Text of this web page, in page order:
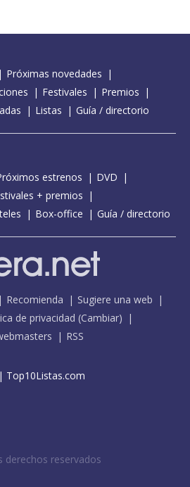
Próximas novedades
Festivales
Premios
Listas Guía / directorio
estrenos
DVD
+ premios
Box-office Guía / directorio
Recomienda
Sugiere una web
de privacidad (Cambiar)
RSS
| Top10Listas.com
derechos reservados